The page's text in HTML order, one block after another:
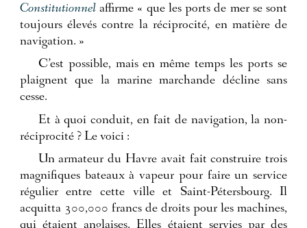
Constitutionnelaffirme « que les ports de mer se sont
toujours élevés contre la réciprocité, en matière de
navigation. »
C’est possible, mais en même temps les ports se
plaignent que la marine marchande décline sans
cesse.
Et à quoi conduit, en fait de navigation, la non-
réciprocité ? Le voici :
Un armateur du Havre avait fait construire trois
magnifiques bateaux à vapeur pour faire un service
régulier entre cette ville et Saint-Pétersbourg. Il
acquitta 300,000 francs de droits pour les machines,